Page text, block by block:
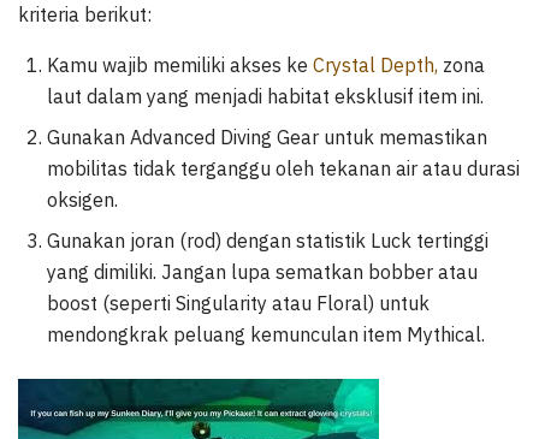
kriteria berikut:
Kamu wajib memiliki akses ke Crystal Depth, zona
laut dalam yang menjadi habitat eksklusif item ini.
Gunakan Advanced Diving Gear untuk memastikan
mobilitas tidak terganggu oleh tekanan air atau durasi
oksigen.
Gunakan joran (rod) dengan statistik Luck tertinggi
yang dimiliki. Jangan lupa sematkan bobber atau
boost (seperti Singularity atau Floral) untuk
mendongkrak peluang kemunculan item Mythical.